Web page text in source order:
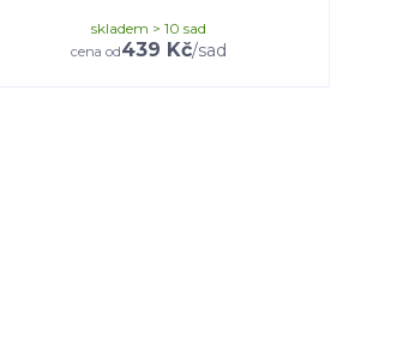
cena od439 Kč/sad
skladem > 10 sad